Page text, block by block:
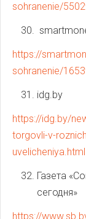
sohranenie/
https://
sohranenie/
idg.by
https://idg.by/
torgovli-v-
uvelicheniya.html
Газета
сегодня»
https://